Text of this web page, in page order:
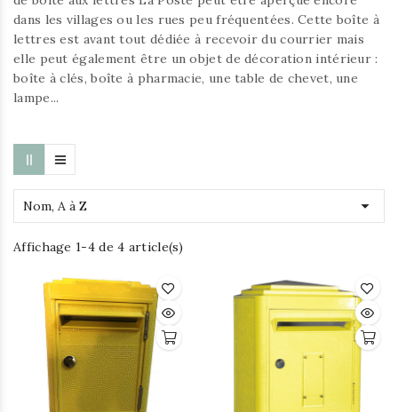
dans les villages ou les rues peu fréquentées. Cette boîte à
lettres est avant tout dédiée à recevoir du courrier mais
elle peut également être un objet de décoration intérieur :
boîte à clés, boîte à pharmacie, une table de chevet, une
lampe...
Nom, A à Z 
Affichage 1-4 de 4 article(s)